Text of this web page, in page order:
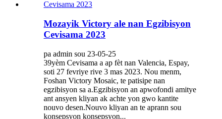
Mozayik Victory ale nan Egzibisyon
Cevisama 2023
pa admin sou 23-05-25
39yèm Cevisama a ap fèt nan Valencia, Espay,
soti 27 fevriye rive 3 mas 2023. Nou menm,
Foshan Victory Mosaic, te patisipe nan
egzibisyon sa a.Egzibisyon an apwofondi amitye
ant ansyen kliyan ak achte yon gwo kantite
nouvo desen.Nouvo kliyan an te aprann sou
konsepsyon konsepsyon...